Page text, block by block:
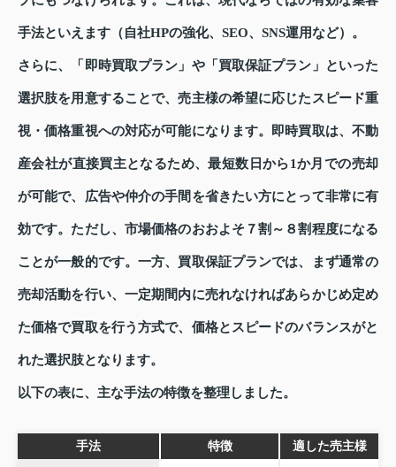
手法といえます（自社HPの強化、SEO、SNS運用など）。
さらに、「即時買取プラン」や「買取保証プラン」といった
選択肢を用意することで、売主様の希望に応じたスピード重
視・価格重視への対応が可能になります。即時買取は、不動
産会社が直接買主となるため、最短数日から1か月での売却
が可能で、広告や仲介の手間を省きたい方にとって非常に有
効です。ただし、市場価格のおおよそ７割～８割程度になる
ことが一般的です。一方、買取保証プランでは、まず通常の
売却活動を行い、一定期間内に売れなければあらかじめ定め
た価格で買取を行う方式で、価格とスピードのバランスがと
れた選択肢となります。
以下の表に、主な手法の特徴を整理しました。
手法 特徴 適した売主様